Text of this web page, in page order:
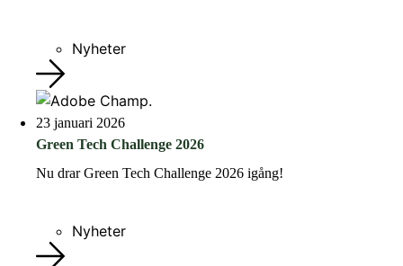
Nyheter
23 januari 2026
Green Tech Challenge 2026
Nu drar Green Tech Challenge 2026 igång!
Nyheter